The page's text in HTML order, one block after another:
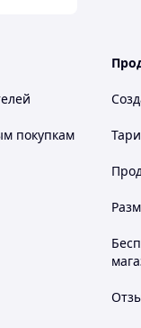
покупкам